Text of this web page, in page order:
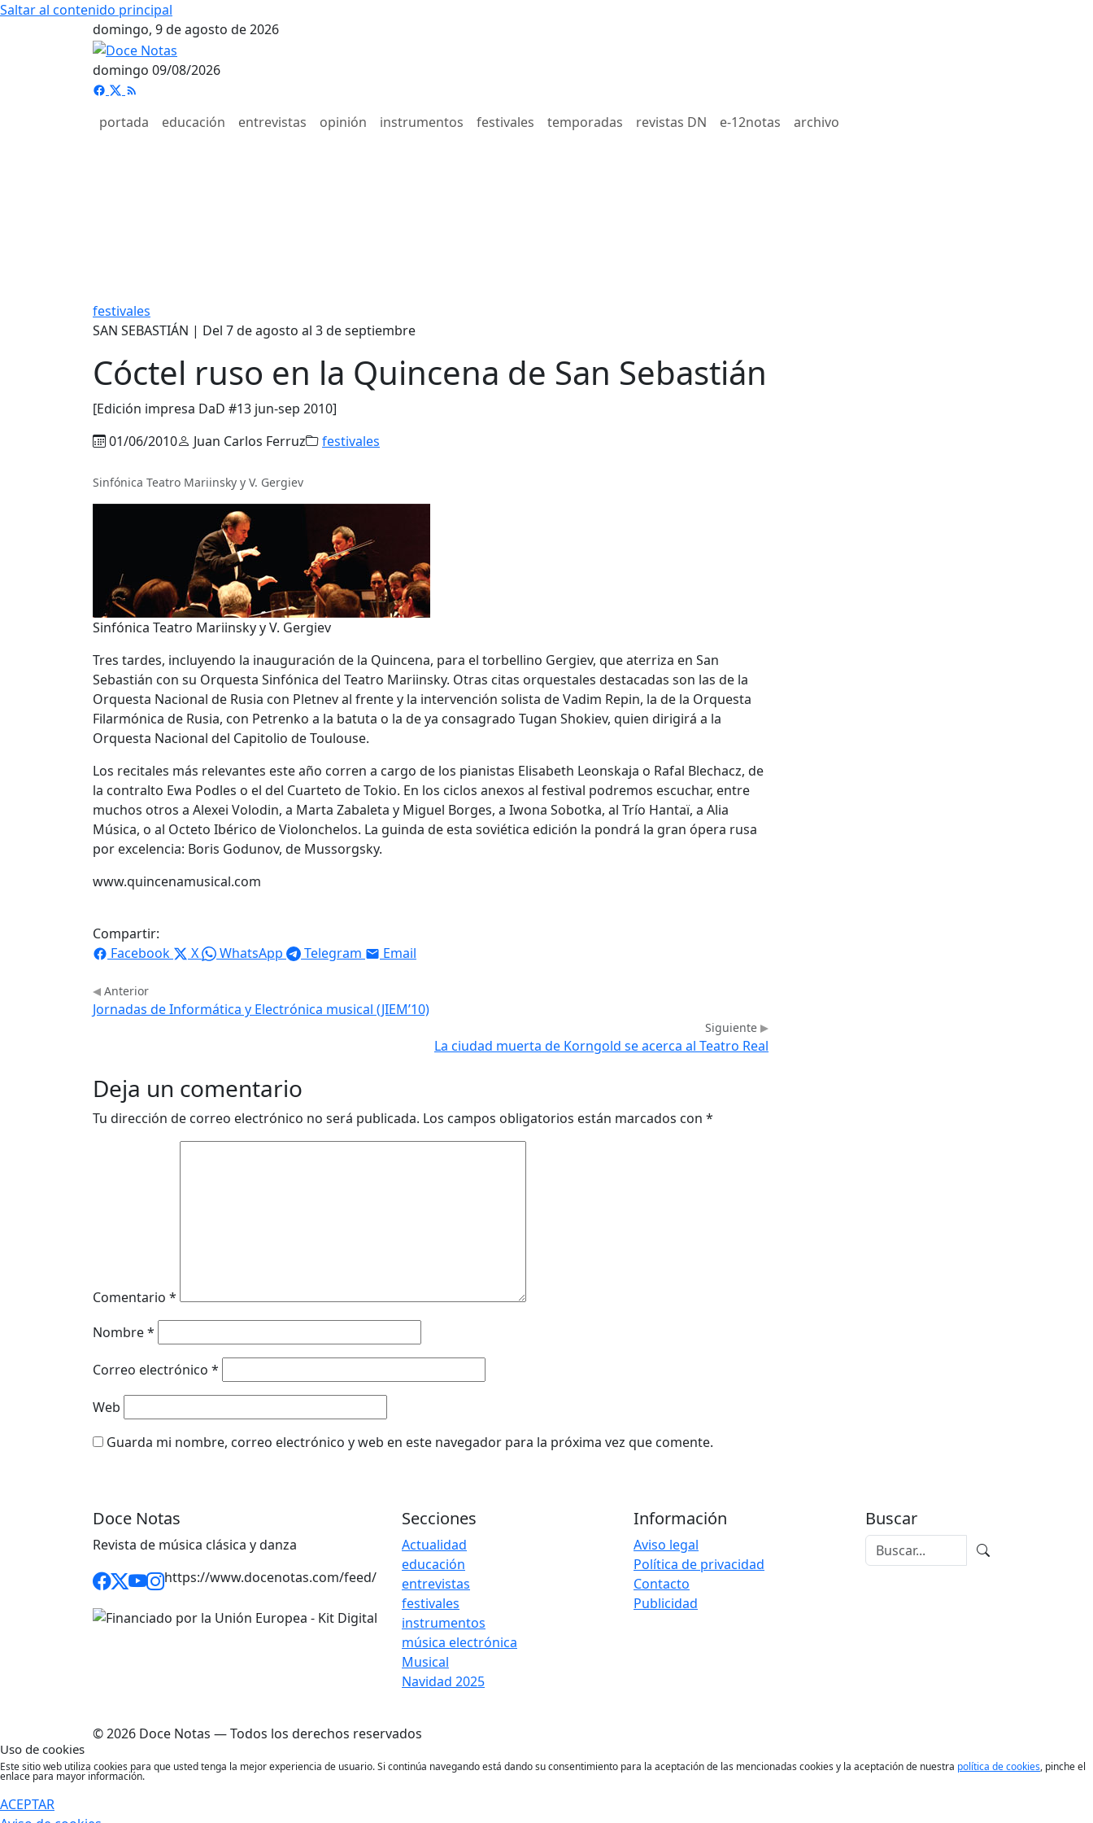
Saltar al contenido principal
domingo, 9 de agosto de 2026
domingo 09/08/2026
portada educación entrevistas opinión instrumentos festivales temporadas revistas DN e-12notas archivo
festivales
SAN SEBASTIÁN | Del 7 de agosto al 3 de septiembre
Cóctel ruso en la Quincena de San Sebastián
[Edición impresa DaD #13 jun-sep 2010]
01/06/2010
Juan Carlos Ferruz festivales
Sinfónica Teatro Mariinsky y V. Gergiev
Sinfónica Teatro Mariinsky y V. Gergiev
Tres tardes, incluyendo la inauguración de la Quincena, para el torbellino Gergiev, que aterriza en San
Sebastián con su Orquesta Sinfónica del Teatro Mariinsky. Otras citas orquestales destacadas son las de la
Orquesta Nacional de Rusia con Pletnev al frente y la intervención solista de Vadim Repin, la de la Orquesta
Filarmónica de Rusia, con Petrenko a la batuta o la de ya consagrado Tugan Shokiev, quien dirigirá a la
Orquesta Nacional del Capitolio de Toulouse.
Los recitales más relevantes este año corren a cargo de los pianistas Elisabeth Leonskaja o Rafal Blechacz, de
la contralto Ewa Podles o el del Cuarteto de Tokio. En los ciclos anexos al festival podremos escuchar, entre
muchos otros a Alexei Volodin, a Marta Zabaleta y Miguel Borges, a Iwona Sobotka, al Trío Hantaï, a Alia
Música, o al Octeto Ibérico de Violonchelos. La guinda de esta soviética edición la pondrá la gran ópera rusa
por excelencia: Boris Godunov, de Mussorgsky.
www.quincenamusical.com
Compartir:
Facebook
X WhatsApp Telegram Email
Anterior
Jornadas de Informática y Electrónica musical (JIEM’10)
Siguiente
La ciudad muerta de Korngold se acerca al Teatro Real
Deja un comentario
Tu dirección de correo electrónico no será publicada. Los campos obligatorios están marcados con *
Comentario *
Nombre*
Correo electrónico *
Web
Guarda mi nombre, correo electrónico y web en este navegador para la próxima vez que comente.
Doce Notas
Revista de música clásica y danza
https://www.docenotas.com/feed/
Secciones
Actualidad
educación
entrevistas
festivales
instrumentos
música electrónica
Musical
Navidad 2025
Información
Aviso legal
Política de privacidad
Contacto
Publicidad
Buscar
© 2026 Doce Notas — Todos los derechos reservados
Uso de cookies
Este sitio web utiliza cookies para que usted tenga la mejor experiencia de usuario. Si continúa navegando está dando su consentimiento para la aceptación de las mencionadas cookies y la aceptación de nuestra política de cookies, pinche el
enlace para mayor información.
ACEPTAR